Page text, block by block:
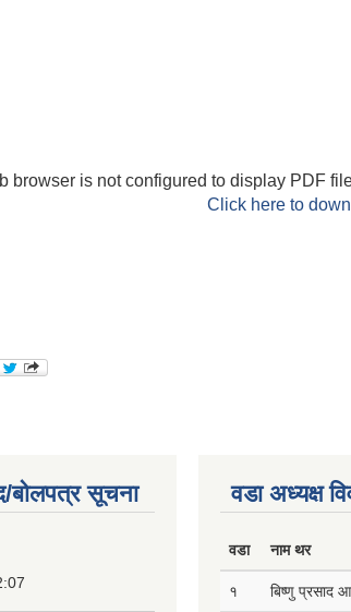
browser is not configured to display PDF
Click here to
बोलपत्र सूचना वडा अध्यक्ष
वडा नाम थर
१ बिष्णु प्रसाद